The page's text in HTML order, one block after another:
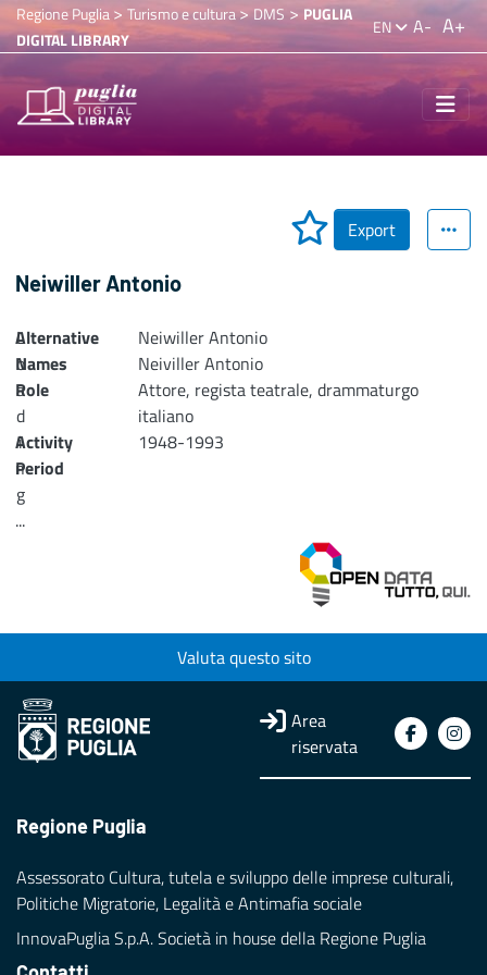
Regione Puglia> Turismo e cultura>DMS > PUGLIA
DIGITAL LIBRARY
EN A- A+
Export
Neiwiller Antonio
L
o
a
d
i
n
g
...
Alternative
Names
Neiwiller Antonio
Neiviller Antonio
Role
Attore, regista teatrale, drammaturgo
italiano
Activity
Period
1948-1993
Valuta questo sito
Area
riservata
Regione Puglia
Assessorato Cultura, tutela e sviluppo delle imprese culturali,
Politiche Migratorie, Legalità e Antimafia sociale
InnovaPuglia S.p.A. Società in house della Regione Puglia